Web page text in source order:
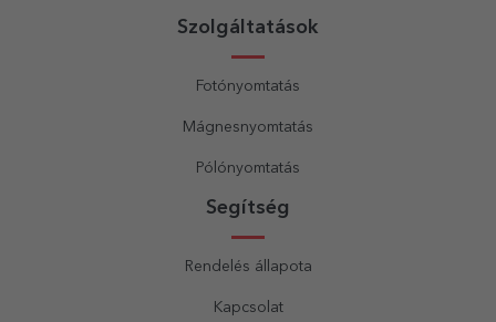
Szolgáltatások
Fotónyomtatás
Mágnesnyomtatás
Pólónyomtatás
Segítség
Rendelés állapota
Kapcsolat